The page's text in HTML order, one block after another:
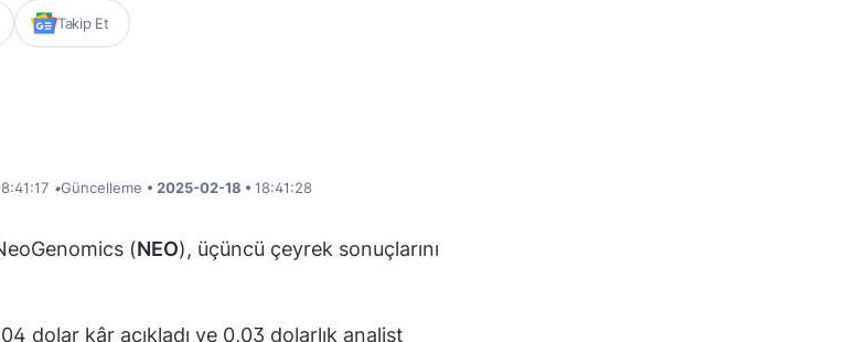
Takip Et
•Güncelleme • 2025-02-18 • 18:41:28
(NEO), üçüncü çeyrek sonuçlarını
dolar kâr açıkladı ve 0,03 dolarlık analist